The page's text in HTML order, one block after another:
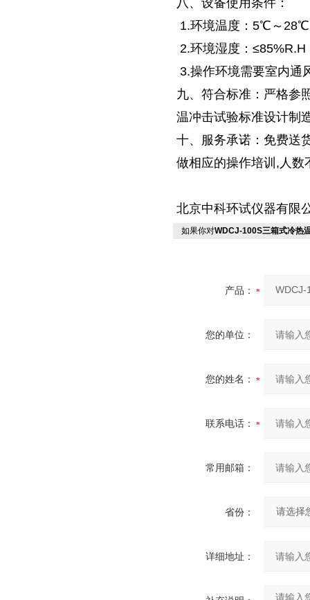
1.环境温度：5℃～
2.环境湿度：≤85%R.H
3.操作环境需要室内通
九、符合标准：严格参
温冲击试验标准设计制
十、服务承诺：免费送
做相应的操作培训,人数
北京中科环试仪器有限
如果你对WDCJ-100S三箱式冷热
产品：
您的单位：
您的姓名：
联系电话：
常用邮箱：
省份：
详细地址：